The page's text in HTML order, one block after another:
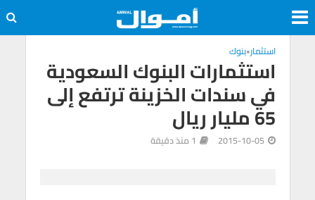
استثمار•بنوك
استثمارات البنوك السعودية
في سندات الخزينة ترتفع إلى
65 مليار ريال
2015-10-05 1 منذ دقيقة